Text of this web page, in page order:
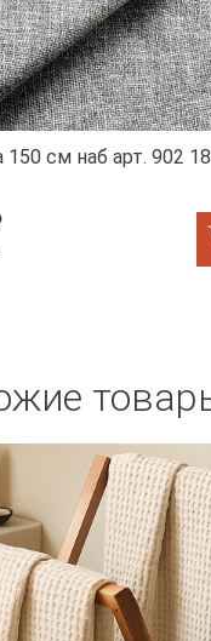
150 см наб арт. 902